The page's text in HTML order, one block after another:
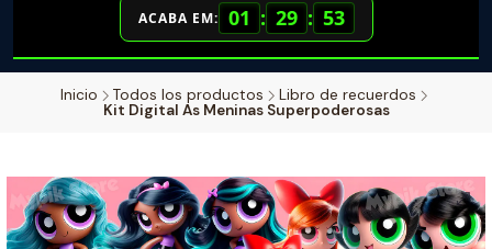
ACABA EM: 01 : 29 : 52
Inicio Todos los productos
Libro de recuerdos
Kit Digital As Meninas Superpoderosas